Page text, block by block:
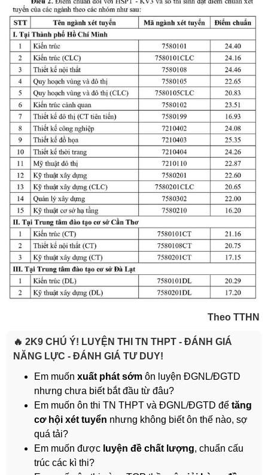
Theo TTHN
🔥 2K9 CHÚ Ý! LUYỆN THI TN THPT - ĐÁNH GIÁ
NĂNG LỰC - ĐÁNH GIÁ TƯ DUY!
Em muốn xuất phát sớm ôn luyện ĐGNL/ĐGTD
nhưng chưa biết bắt đầu từ đâu?
Em muốn ôn thi TN THPT và ĐGNL/ĐGTD để tăng
cơ hội xét tuyển nhưng không biết ôn thế nào, sợ
quá tải?
Em muốn được luyện đề chất lượng, chuẩn cấu
trúc các kì thi?